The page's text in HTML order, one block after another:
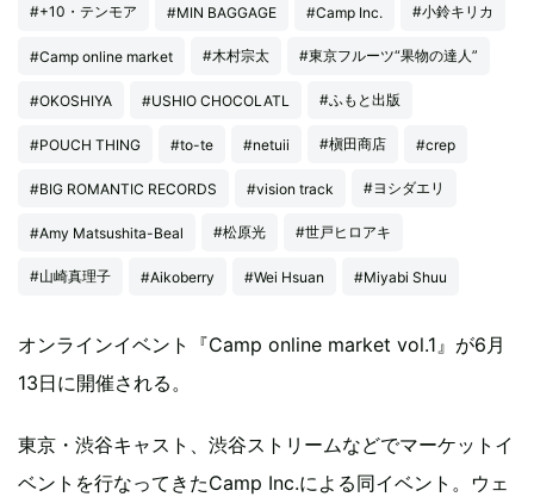
#+10・テンモア #MIN BAGGAGE #Camp Inc. #小鈴キリカ
#Camp online market #木村宗太 #東京フルーツ“果物の達人”
#OKOSHIYA #USHIO CHOCOLATL #ふもと出版
#POUCH THING #to-te #netuii #槇田商店 #crep
#BIG ROMANTIC RECORDS #vision track #ヨシダエリ
#Amy Matsushita-Beal #松原光 #世戸ヒロアキ
#山崎真理子 #Aikoberry #Wei Hsuan #Miyabi Shuu
オンラインイベント『Camp online market vol.1』が6月
13日に開催される。
東京・渋谷キャスト、渋谷ストリームなどでマーケットイ
ベントを行なってきたCamp Inc.による同イベント。ウェ